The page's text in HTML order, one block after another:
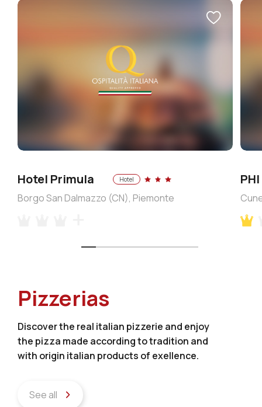
Hotel Primula Hotel
Borgo San Dalmazzo (CN), Piemonte
Pizzerias
Discover the real italian pizzerie and enjoy
the pizza made according to tradition and
with origin italian products of exellence.
See all